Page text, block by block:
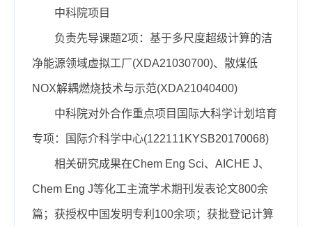
中科院项目
负责先导课题2项 ：基于多尺度超级计算的洁
净能源领域虚拟工厂(XDA21030700)、散煤低
NOX解耦燃烧技术与示范(XDA21040400)
中科院对外合作重点项目国际大科学计划培育
专项 ： 国际介科学中心(122111KYSB20170068)
相关研究成果在Chem Eng Sci、AICHE J、
Chem Eng J等化工主流学术期刊发表论文800余
篇；获授权中国发明专利100余项；获批登记计算